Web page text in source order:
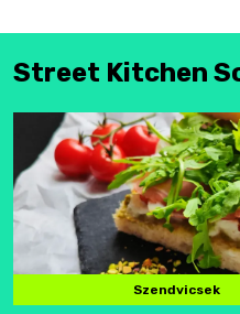
Street Kitchen
Szendvicsek